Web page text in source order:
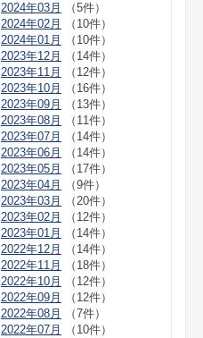
2024年03月
（5件）
2024年02月
（10件）
2024年01月
（10件）
2023年12月
（14件）
2023年11月
（12件）
2023年10月
（16件）
2023年09月
（13件）
2023年08月
（11件）
2023年07月
（14件）
2023年06月
（14件）
2023年05月
（17件）
2023年04月
（9件）
2023年03月
（20件）
2023年02月
（12件）
2023年01月
（14件）
2022年12月
（14件）
2022年11月
（18件）
2022年10月
（12件）
2022年09月
（12件）
2022年08月
（7件）
2022年07月
（10件）